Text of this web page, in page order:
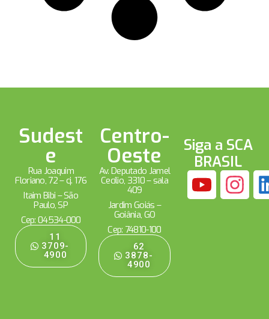
Sudest
e
Rua Joaquim
Floriano, 72 – cj. 176
Itaim Bibi – São
Paulo, SP
Cep: 04534-000
11
3709-
4900
Centro-
Oeste
Av. Deputado Jamel
Cecílio, 3310 – sala
409
Jardim Goiás –
Goiânia, GO
Cep: 74810-100
62
3878-
4900
Siga a SCA
BRASIL